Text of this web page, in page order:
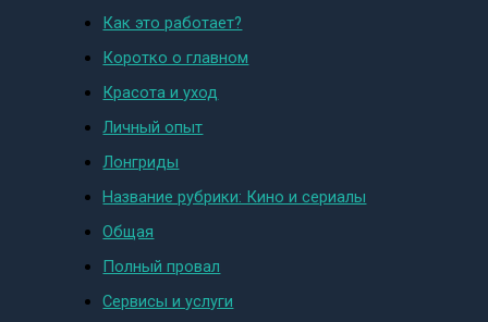
Как это работает?
Коротко о главном
Красота и уход
Личный опыт
Лонгриды
Название рубрики: Кино и сериалы
Общая
Полный провал
Сервисы и услуги